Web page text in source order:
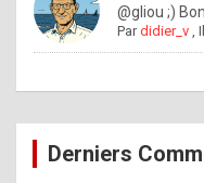
@gliou ;)
Pardidier_v ,
Derniers